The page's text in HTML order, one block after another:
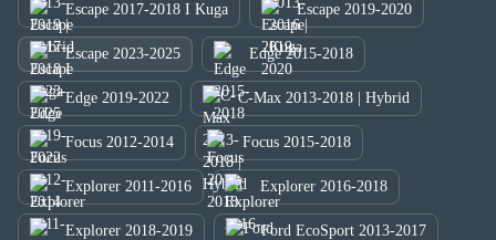
Escape 2017-2018 I Kuga Escape 2019-2020
Escape 2023-2025 Edge 2015-2018
Edge 2019-2022 C-Max 2013-2018 | Hybrid
Focus 2012-2014 Focus 2015-2018
Explorer 2011-2016 Explorer 2016-2018
Explorer 2018-2019 Ford EcoSport 2013-2017